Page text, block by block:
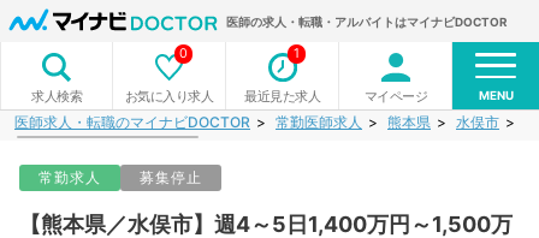
医師の求人・転職・アルバイトはマイナビDOCTOR
求人検索 お気に入り求人
0
最近見た求人
1
マイページ MENU
医師求人・転職のマイナビDOCTOR 常勤医師求人 熊本県 水俣市
常勤求人 募集停止
【熊本県／水俣市】週4～5日1,400万円～1,500万